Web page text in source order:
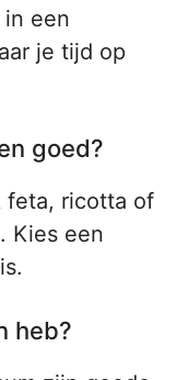
een
je tijd op
goed?
feta, ricotta of
Kies een
heb?